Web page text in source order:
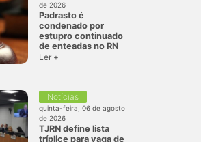
de 2026
Padrasto é
condenado por
estupro continuado
de enteadas no RN
Ler +
Notícias
quinta-feira, 06 de agosto
de 2026
TJRN define lista
tríplice para vaga de